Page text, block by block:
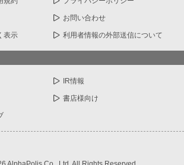
お問い合わせ
表示 利用者情報の外部送信について
IR情報
書店様向け